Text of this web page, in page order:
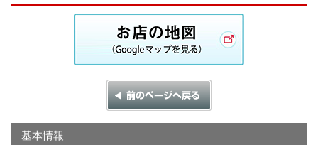
基本情報